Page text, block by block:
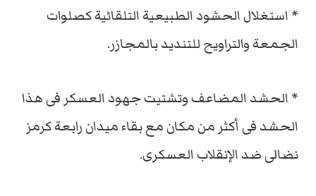
* استغلال الحشود الطبيعية التلقائية كصلوات
الجمعة والتراويح للتنديد بالمجازر.
* الحشد المضاعف وتشتيت جهود العسكر فى هذا
الحشد فى أكثر من مكان مع بقاء ميدان رابعة كرمز
نضالى ضد الإنقلاب العسكرى.